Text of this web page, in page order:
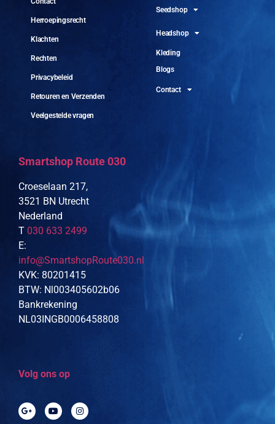
Herroepingsrecht
Klachten
Rechten
Privacybeleid
Retouren en Verzenden
Veelgestelde vragen
Seedshop
Headshop
Kleding
Blogs
Contact
Smartshop Route 030
Croeselaan 217,
3521 BN Utrecht
Nederland
T 030 633 2499
E:
info@SmartshopRoute030.nl
KVK: 80201415
BTW: Nl003405602b06
Bankrekening
NL03INGB0006458808
Volg ons op